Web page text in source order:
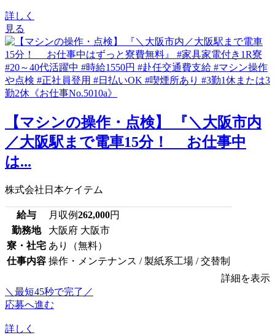
詳しく
見る
【マシンの操作・点検】 『＼大阪市内
／大阪駅まで電車15分！ お仕事中
は...
株式会社日本ケイテム
給与 月収例262,000円
勤務地
大阪府 大阪市
寮・社宅 あり（無料）
仕事内容 操作・メンテナンス / 製紙系工場 / 交替制
詳細を表示
＼最短45秒で完了／
応募へ進む
詳しく